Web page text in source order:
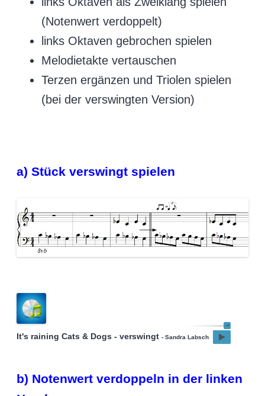
(Notenwert verdoppelt)
links Oktaven gebrochen spielen
Melodietakte vertauschen
Terzen ergänzen und Triolen spielen
(bei der verswingten Version)
a) Stück verswingt spielen
It's raining Cats & Dogs - verswingt - Sandra Labsch
b) Notenwert verdoppeln in der linken